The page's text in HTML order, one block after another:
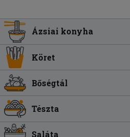
Ázsiai konyha
Köret
Bőségtál
Tészta
Saláta